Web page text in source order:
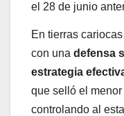
el 28 de junio
En tierras
con una defensa
estrategia
que selló el
controlando al